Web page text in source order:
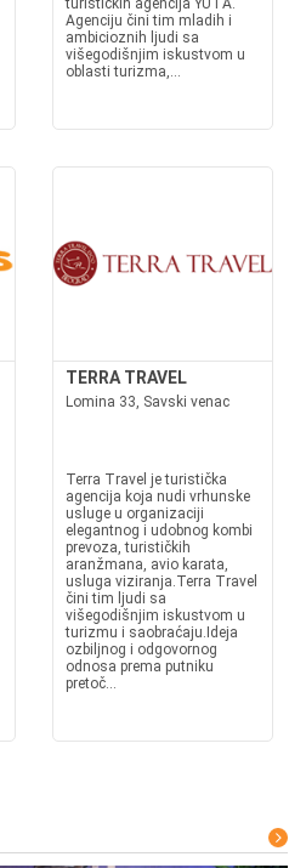
turističkih agencija YUTA.
Agenciju čini tim mladih i
ambicioznih ljudi sa
višegodišnjim iskustvom u
oblasti turizma,...
TERRA TRAVEL
Lomina 33, Savski venac
Terra Travel je turistička
agencija koja nudi vrhunske
usluge u organizaciji
elegantnog i udobnog kombi
prevoza, turističkih
aranžmana, avio karata,
usluga viziranja.Terra Travel
čini tim ljudi sa
višegodišnjim iskustvom u
turizmu i saobraćaju.Ideja
ozbiljnog i odgovornog
odnosa prema putniku
pretoč...